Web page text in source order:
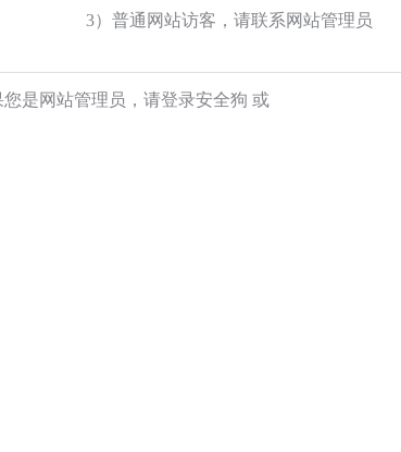
3）普通网站访客，请联系网站管理员
您是网站管理员，请登录安全狗 或